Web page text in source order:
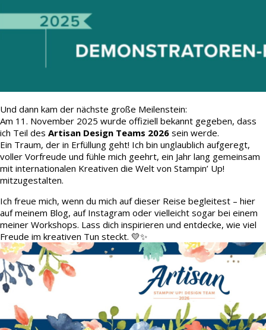
Und dann kam der nächste große Meilenstein:
Am 11. November 2025 wurde offiziell bekannt gegeben, dass
ich Teil des Artisan Design Teams 2026 sein werde.
Ein Traum, der in Erfüllung geht! Ich bin unglaublich aufgeregt,
voller Vorfreude und fühle mich geehrt, ein Jahr lang gemeinsam
mit internationalen Kreativen die Welt von Stampin’ Up!
mitzugestalten.
Ich freue mich, wenn du mich auf dieser Reise begleitest – hier
auf meinem Blog, auf Instagram oder vielleicht sogar bei einem
meiner Workshops. Lass dich inspirieren und entdecke, wie viel
Freude im kreativen Tun steckt. 💛✨